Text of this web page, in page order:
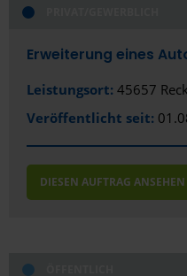
Erweiterung eines
Leistungsort: 45657
Veröffentlicht seit:
DIESEN AUFTRAG ANSEHEN